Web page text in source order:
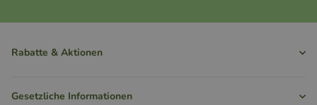
Rabatte & Aktionen
Gesetzliche Informationen